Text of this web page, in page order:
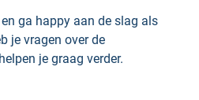
ga happy aan de slag als
je vragen over de
je graag verder.